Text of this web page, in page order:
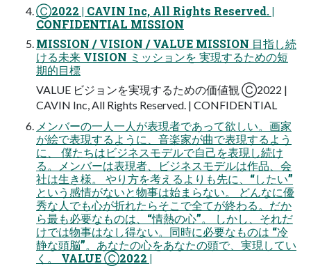
Ⓒ2022 | CAVIN Inc, All Rights Reserved. |
CONFIDENTIAL MISSION
MISSION / VISION / VALUE MISSION 目指し続
ける未来 VISION ミッションを 実現するための短
期的目標
VALUE ビジョンを実現するための価値観 Ⓒ2022 |
CAVIN Inc, All Rights Reserved. | CONFIDENTIAL
メンバーの一人一人が表現者であって欲しい。画家
が絵で表現するように、音楽家が曲で表現するよう
に、 僕たちはビジネスモデルで自己を表現し続け
る。メンバーは表現者、ビジネスモデルは作品、会
社は生き様。 やり方を考えるよりも先に、“したい”
という感情がないと物事は始まらない。 どんなに優
秀な人でも心が折れたらそこで全てが終わる。だか
ら最も必要なものは、“情熱の心”。 しかし、それだ
けでは物事はなし得ない。同時に必要なものは “冷
静な頭脳”。あなたの心をあなたの頭で、実現してい
く。 VALUE Ⓒ2022 |